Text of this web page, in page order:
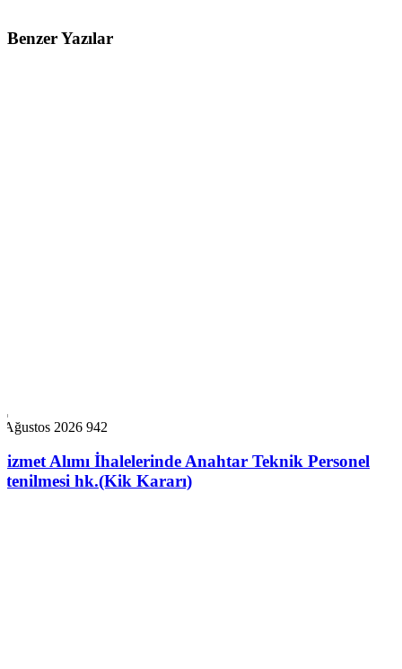
Benzer Yazılar
Ağustos 2026 942
Alımı İhalelerinde Anahtar Teknik Personel
hk.(Kik Kararı)